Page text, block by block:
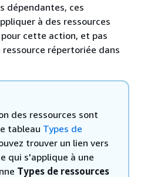
dépendantes, ces
à des ressources
cette action, et pas
répertoriée dans
des ressources sont
tableau Types de
trouver un lien vers
qui s'applique à une
Types de ressources